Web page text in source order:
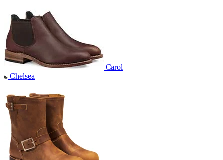
Carol
Chelsea